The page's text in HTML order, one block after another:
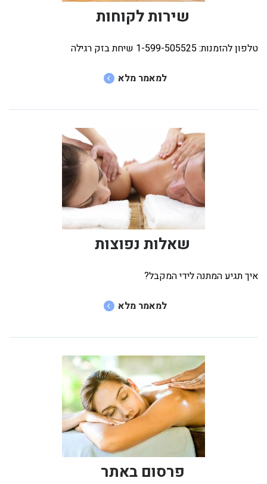
שירות לקוחות
טלפון להזמנות: 1-599-505525 שיחת בזק רגילה
למאמר מלא
שאלות נפוצות
איך תגיע המתנה לידי המקבל?
למאמר מלא
פרסום באתר